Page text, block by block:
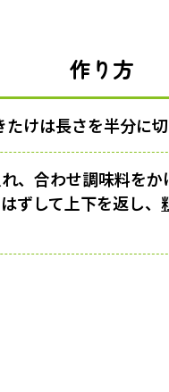
作り方
けは長さを半分に切
、合わせ調味料を
ずして上下を返し、